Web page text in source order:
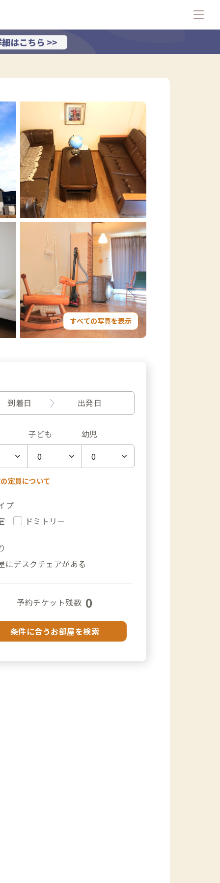
すべての写真を表示
到着日 出発日
子ども 幼児
定員について
プ
ドミトリー
にデスクチェアがある
予約チケット残数 0
条件に合うお部屋を検索